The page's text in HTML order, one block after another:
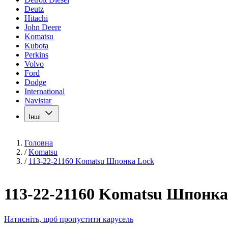
Deutz
Hitachi
John Deere
Komatsu
Kubota
Perkins
Volvo
Ford
Dodge
International
Navistar
Інші
Головна
/ Komatsu
/ 113-22-21160 Komatsu Шпонка Lock
113-22-21160 Komatsu
Натисніть, щоб пропустити карусель